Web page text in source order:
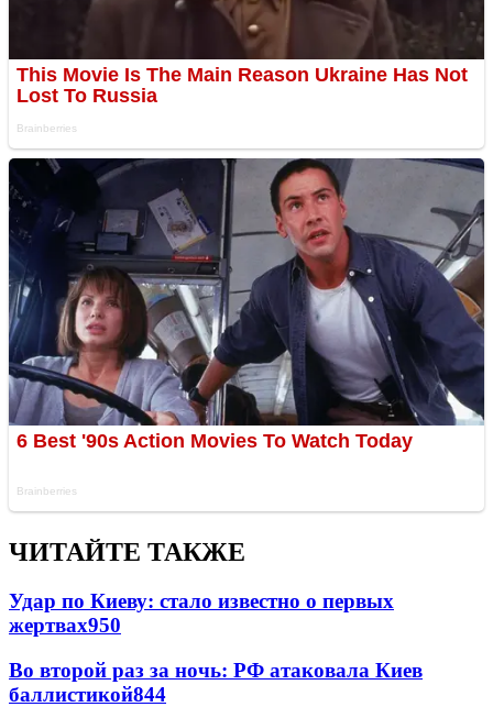
ЧИТАЙТЕ ТАКЖЕ
Удар по Киеву: стало известно о первых
жертвах950
Во второй раз за ночь: РФ атаковала Киев
баллистикой844